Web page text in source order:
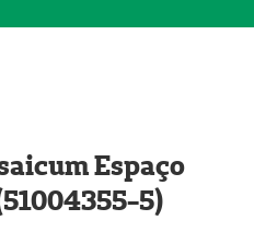
Espaço
5)